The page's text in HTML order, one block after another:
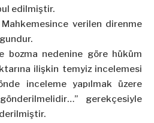
edilmiştir.
verilen direnme
bozma nedenine göre hüküm
ilişkin temyiz incelemesi
inceleme yapılmak üzere
gerekçesiyle